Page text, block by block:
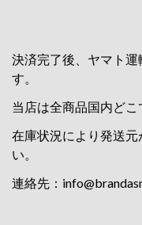
決済完了後、ヤマト
す。
当店は全商品国内ど
在庫状況により発送
い。
連絡先：